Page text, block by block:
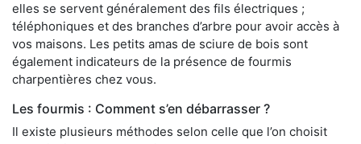
elles se servent généralement des fils électriques ;
téléphoniques et des branches d’arbre pour avoir accès à
vos maisons. Les petits amas de sciure de bois sont
également indicateurs de la présence de fourmis
charpentières chez vous.
Les fourmis : Comment s’en débarrasser ?
Il existe plusieurs méthodes selon celle que l’on choisit